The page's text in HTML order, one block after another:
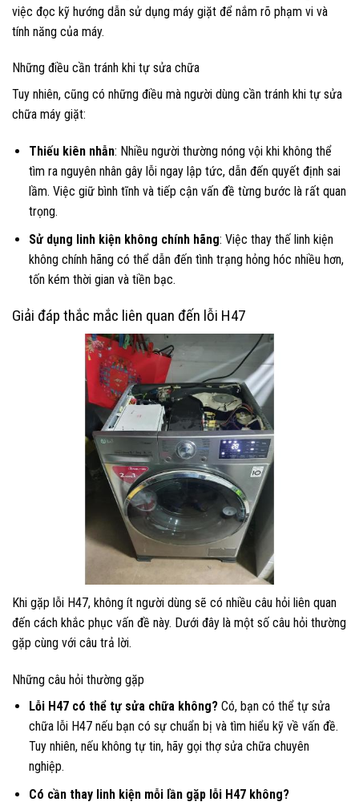
việc đọc kỹ hướng dẫn sử dụng máy giặt để nắm rõ phạm vi và
tính năng của máy.
Những điều cần tránh khi tự sửa chữa
Tuy nhiên, cũng có những điều mà người dùng cần tránh khi tự sửa
chữa máy giặt:
Thiếu kiên nhẫn: Nhiều người thường nóng vội khi không thể
tìm ra nguyên nhân gây lỗi ngay lập tức, dẫn đến quyết định sai
lầm. Việc giữ bình tĩnh và tiếp cận vấn đề từng bước là rất quan
trọng.
Sử dụng linh kiện không chính hãng: Việc thay thế linh kiện
không chính hãng có thể dẫn đến tình trạng hỏng hóc nhiều hơn,
tốn kém thời gian và tiền bạc.
Giải đáp thắc mắc liên quan đến lỗi H47
Khi gặp lỗi H47, không ít người dùng sẽ có nhiều câu hỏi liên quan
đến cách khắc phục vấn đề này. Dưới đây là một số câu hỏi thường
gặp cùng với câu trả lời.
Những câu hỏi thường gặp
Lỗi H47 có thể tự sửa chữa không?Có, bạn có thể tự sửa
chữa lỗi H47 nếu bạn có sự chuẩn bị và tìm hiểu kỹ về vấn đề.
Tuy nhiên, nếu không tự tin, hãy gọi thợ sửa chữa chuyên
nghiệp.
Có cần thay linh kiện mỗi lần gặp lỗi H47 không?